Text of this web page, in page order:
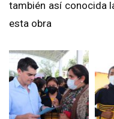
también así conocida
esta obra